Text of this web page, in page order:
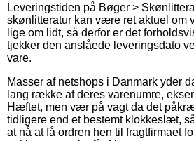
Leveringstiden på Bøger >
skønlitteratur kan være ret aktuel om
lige om lidt, så derfor er det
tjekker den anslåede leveringsdato
vare.
Masser af netshops i Danmark yder
lang række af deres varenumre,
Hæftet, men vær på vagt da det
tidligere end et bestemt klokkeslæt,
at nå at få ordren hen til fragtfirmaet